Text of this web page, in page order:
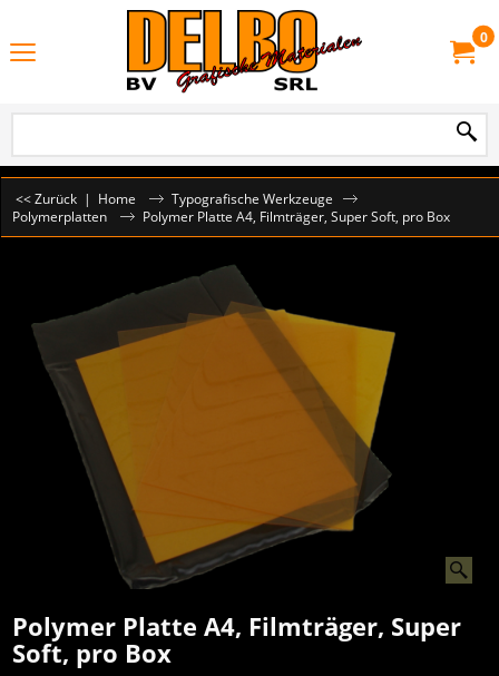
0
<< Zurück | Home
Typografische Werkzeuge
Polymerplatten
Polymer Platte A4, Filmträger, Super Soft, pro Box
Polymer Platte A4, Filmträger, Super
Soft, pro Box